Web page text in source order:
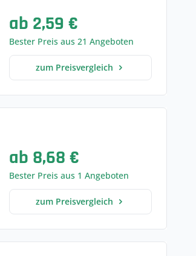
ab 2,59 €
Bester Preis aus 21 Angeboten
zum Preisvergleich
ab 8,68 €
Bester Preis aus 1 Angeboten
zum Preisvergleich